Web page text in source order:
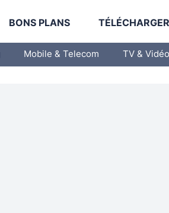
BONS PLANS
Mobile & Telecom TV & Vidéo